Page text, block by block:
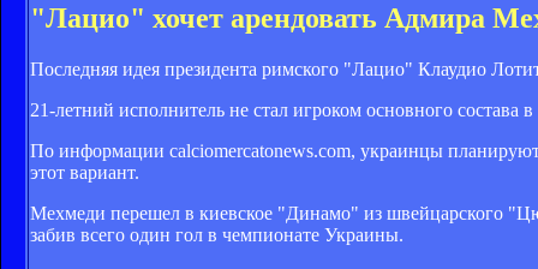
"Лацио" хочет арендовать Адмира
Последняя идея президента римского "Лацио" Клаудио
21-летний исполнитель не стал игроком основного
По информации calciomercatonews.com, украинцы
этот вариант.
Мехмеди перешел в киевское "Динамо" из швейцарского
забив всего один гол в чемпионате Украины.